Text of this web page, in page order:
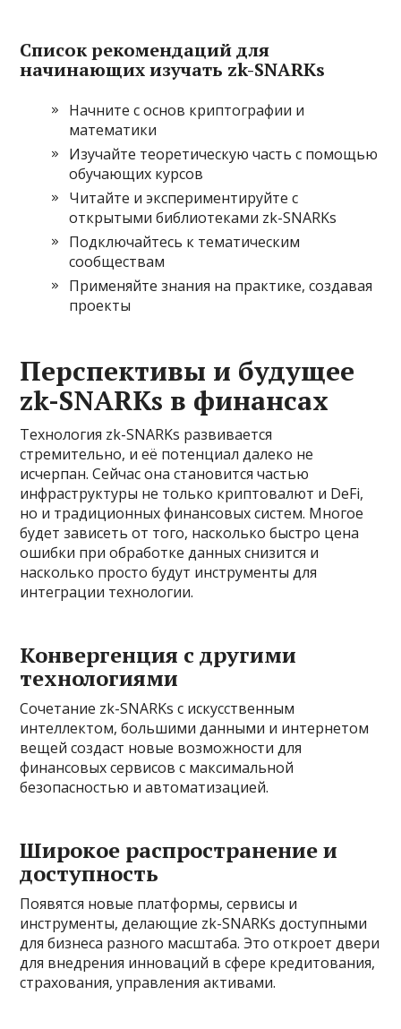
Список рекомендаций для
начинающих изучать zk-SNARKs
Начните с основ криптографии и
математики
Изучайте теоретическую часть с помощью
обучающих курсов
Читайте и экспериментируйте с
открытыми библиотеками zk-SNARKs
Подключайтесь к тематическим
сообществам
Применяйте знания на практике, создавая
проекты
Перспективы и будущее
zk-SNARKs в финансах
Технология zk-SNARKs развивается
стремительно, и её потенциал далеко не
исчерпан. Сейчас она становится частью
инфраструктуры не только криптовалют и DeFi,
но и традиционных финансовых систем. Многое
будет зависеть от того, насколько быстро цена
ошибки при обработке данных снизится и
насколько просто будут инструменты для
интеграции технологии.
Конвергенция с другими
технологиями
Сочетание zk-SNARKs с искусственным
интеллектом, большими данными и интернетом
вещей создаст новые возможности для
финансовых сервисов с максимальной
безопасностью и автоматизацией.
Широкое распространение и
доступность
Появятся новые платформы, сервисы и
инструменты, делающие zk-SNARKs доступными
для бизнеса разного масштаба. Это откроет двери
для внедрения инноваций в сфере кредитования,
страхования, управления активами.